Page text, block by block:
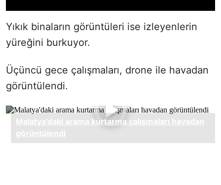
Yıkık binaların görüntüleri ise izleyenlerin
yüreğini burkuyor.
Üçüncü gece çalışmaları, drone ile havadan
görüntülendi.